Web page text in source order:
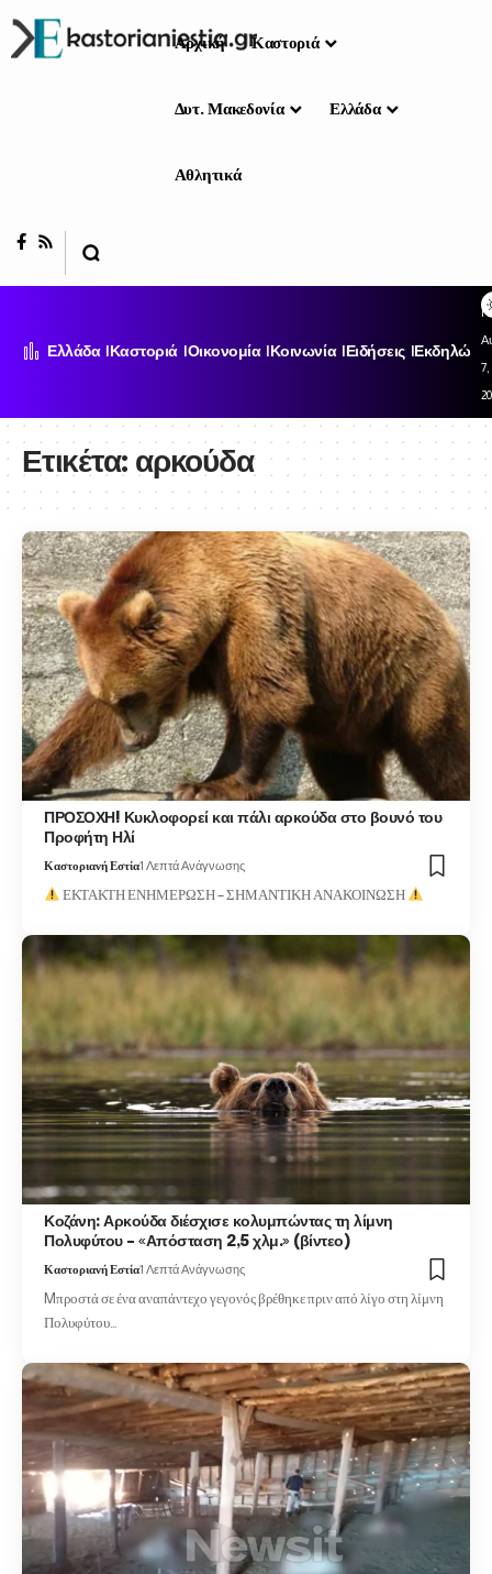
Αρχική Καστοριά
Δυτ. Μακεδονία Ελλάδα
Αθλητικά
Ελλάδα Καστοριά Οικονομία Κοινωνία Ειδήσεις
7,
Ετικέτα: αρκούδα
ΠΡΟΣΟΧΗ! Κυκλοφορεί και πάλι αρκούδα στο βουνό του
Προφήτη Ηλί
Καστοριανή Εστία1 Λεπτά Ανάγνωσης
ΕΚΤΑΚΤΗ ΕΝΗΜΕΡΩΣΗ – ΣΗΜΑΝΤΙΚΗ ΑΝΑΚΟΙΝΩΣΗ
Κοζάνη: Αρκούδα διέσχισε κολυμπώντας τη λίμνη
Πολυφύτου – «Απόσταση 2,5 χλμ.» (βίντεο)
Καστοριανή Εστία1 Λεπτά Ανάγνωσης
Mπροστά σε ένα αναπάντεχο γεγονός βρέθηκε πριν από λίγο στη λίμνη
Πολυφύτου…